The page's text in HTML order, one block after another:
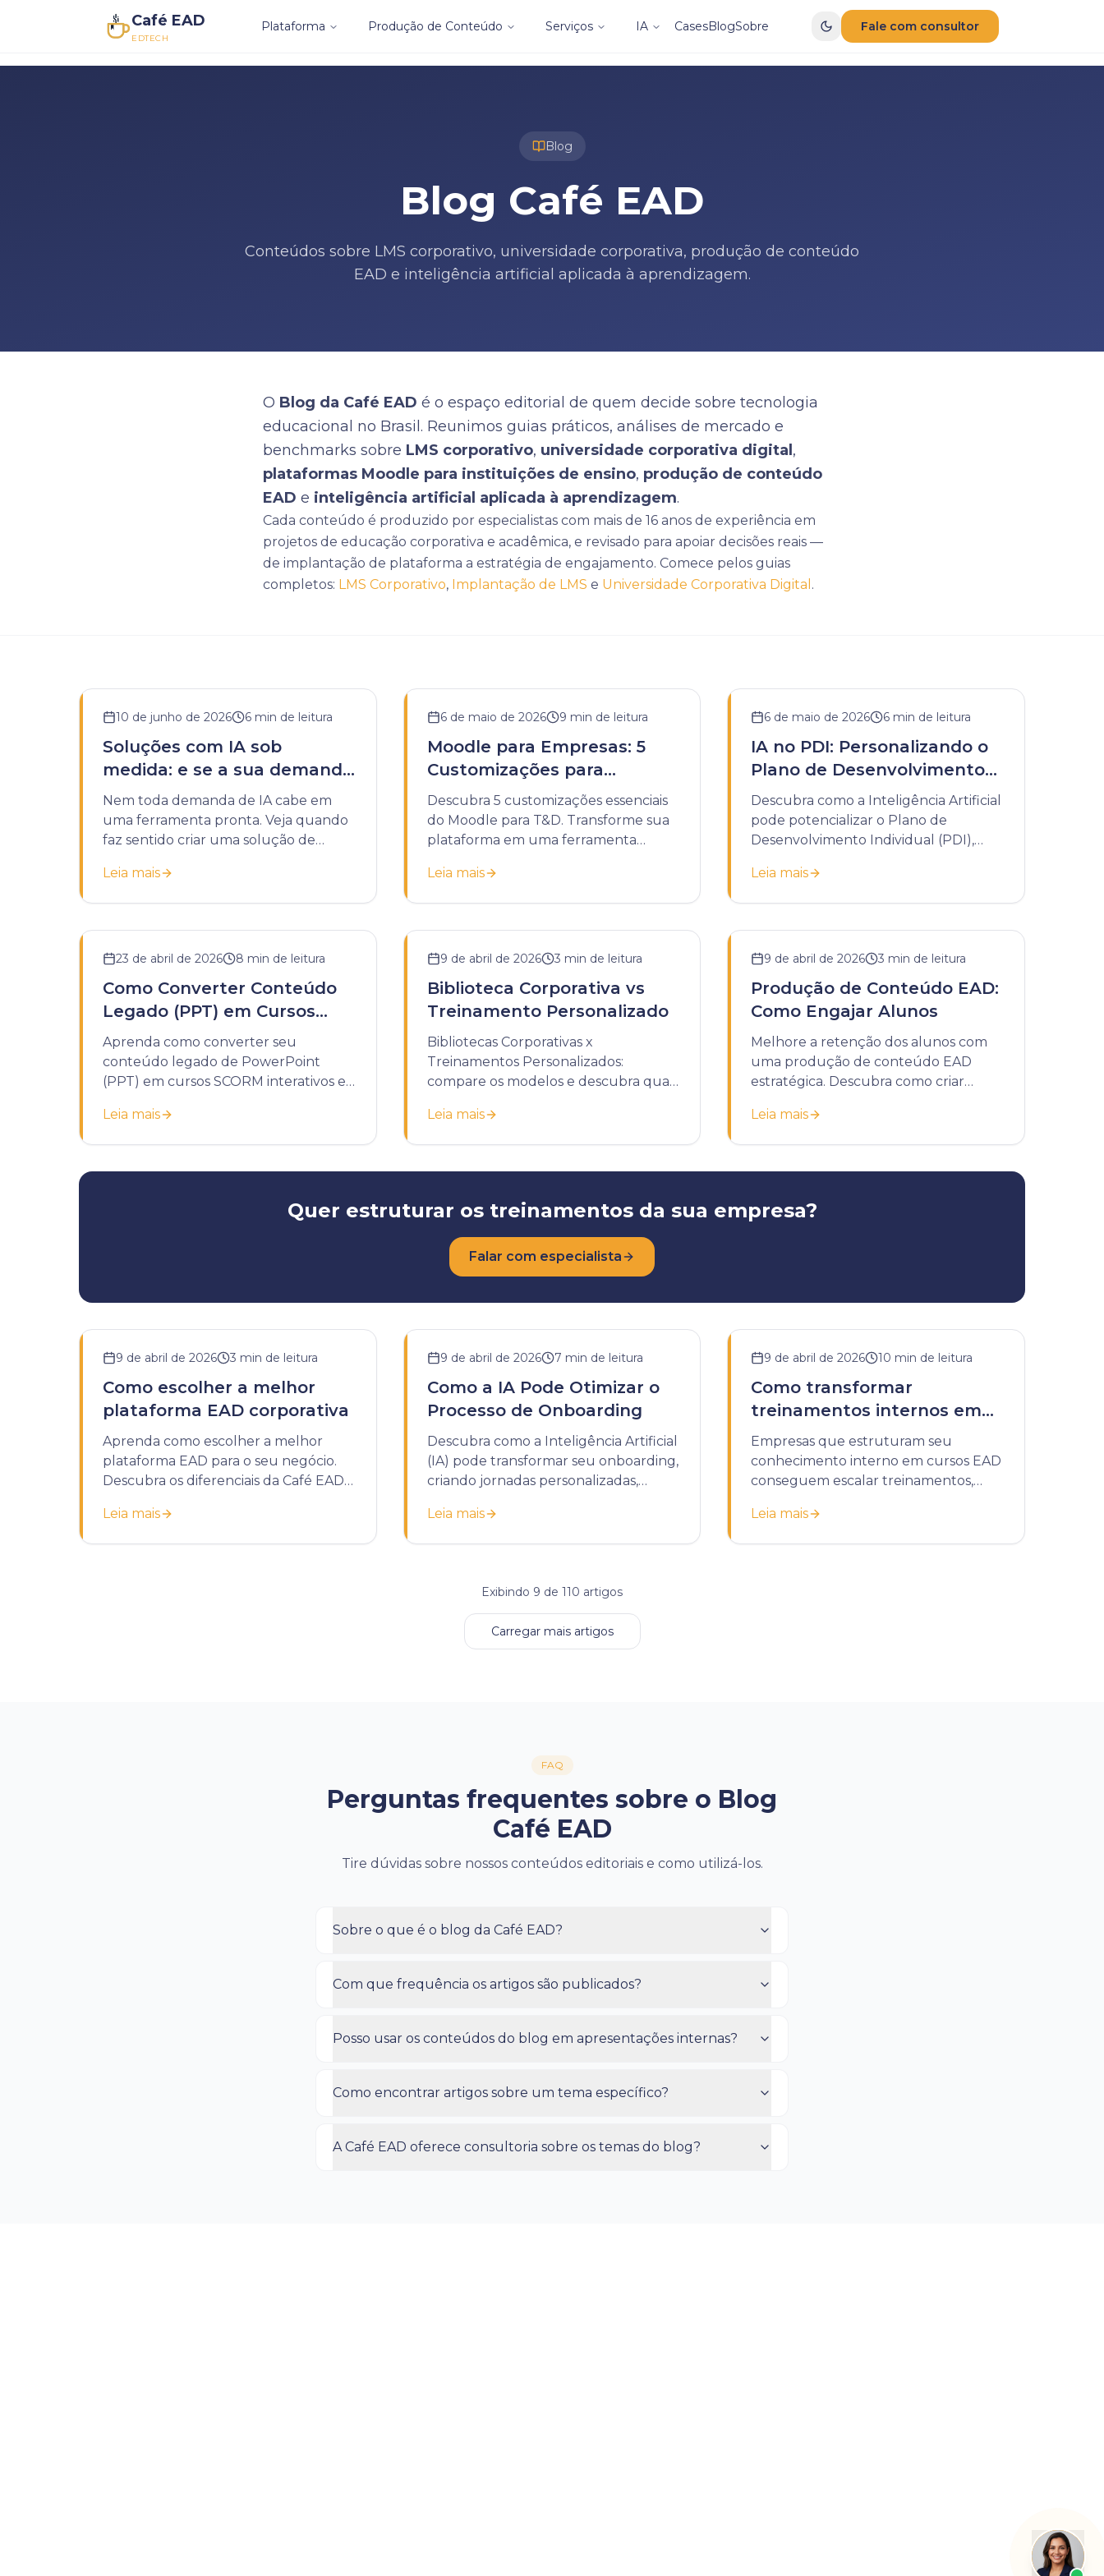
Café EAD
EDTECH
Plataforma Produção de Conteúdo Serviços IA CasesBlogSobre Fale com consultor
Blog
Blog Café EAD
Conteúdos sobre LMS corporativo, universidade corporativa, produção de conteúdo
EAD e inteligência artificial aplicada à aprendizagem.
O Blog da Café EAD é o espaço editorial de quem decide sobre tecnologia
educacional no Brasil. Reunimos guias práticos, análises de mercado e
benchmarks sobre LMS corporativo, universidade corporativa digital ,
plataformas Moodle para instituições de ensino, produção de conteúdo
EAD e inteligência artificial aplicada à aprendizagem.
Cada conteúdo é produzido por especialistas com mais de 16 anos de experiência em
projetos de educação corporativa e acadêmica, e revisado para apoiar decisões reais —
de implantação de plataforma a estratégia de engajamento. Comece pelos guias
completos: LMS Corporativo, Implantação de LMS e Universidade Corporativa Digital .
10 de junho de 2026 6 min de leitura
Soluções com IA sob
medida: e se a sua demanda
não couber em uma
ferramenta pronta?
Nem toda demanda de IA cabe em
uma ferramenta pronta. Veja quando
faz sentido criar uma solução de
sua instituição.
Leia mais
6 de maio de 2026 9 min de leitura
Moodle para Empresas: 5
Customizações para
Treinamentos de T&D
Descubra 5 customizações essenciais
do Moodle para T&D. Transforme sua
plataforma em uma ferramenta
corporativos eficazes.
Leia mais
6 de maio de 2026 6 min de leitura
IA no PDI: Personalizando o
Plano de Desenvolvimento
Individual
Descubra como a Inteligência Artificial
pode potencializar o Plano de
Desenvolvimento Individual (PDI),
personalizado e estratégico.
Leia mais
23 de abril de 2026 8 min de leitura
Como Converter Conteúdo
Legado (PPT) em Cursos
SCORM
Aprenda como converter seu
conteúdo legado de PowerPoint
(PPT) em cursos SCORM interativos e
modernizar seu treinamento
corporativo.
Leia mais
9 de abril de 2026 3 min de leitura
Biblioteca Corporativa vs
Treinamento Personalizado
Bibliotecas Corporativas x
Treinamentos Personalizados:
compare os modelos e descubra qual
desenvolvimento da sua empresa.
Leia mais
9 de abril de 2026 3 min de leitura
Produção de Conteúdo EAD:
Como Engajar Alunos
Melhore a retenção dos alunos com
uma produção de conteúdo EAD
estratégica. Descubra como criar
resultados reais.
Leia mais
Quer estruturar os treinamentos da sua empresa?
Falar com especialista
9 de abril de 2026 3 min de leitura
Como escolher a melhor
plataforma EAD corporativa
Aprenda como escolher a melhor
plataforma EAD para o seu negócio.
Descubra os diferenciais da Café EAD
sua empresa.
Leia mais
9 de abril de 2026 7 min de leitura
Como a IA Pode Otimizar o
Processo de Onboarding
Descubra como a Inteligência Artificial
(IA) pode transformar seu onboarding,
criando jornadas personalizadas,
a retenção.
Leia mais
9 de abril de 2026 10 min de leitura
Como transformar
treinamentos internos em
cursos EAD
Empresas que estruturam seu
conhecimento interno em cursos EAD
conseguem escalar treinamentos,
operacionais com educação
corporativa.
Leia mais
Exibindo 9 de 110 artigos
Carregar mais artigos
FAQ
Perguntas frequentes sobre o Blog
Café EAD
Tire dúvidas sobre nossos conteúdos editoriais e como utilizá-los.
Sobre o que é o blog da Café EAD?
Com que frequência os artigos são publicados?
Posso usar os conteúdos do blog em apresentações internas?
Como encontrar artigos sobre um tema específico?
A Café EAD oferece consultoria sobre os temas do blog?